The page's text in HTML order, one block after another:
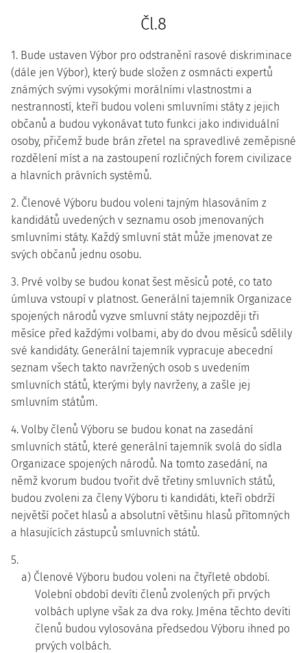
Čl.8
1. Bude ustaven Výbor pro odstranění rasové diskriminace
(dále jen Výbor), který bude složen z osmnácti expertů
známých svými vysokými morálními vlastnostmi a
nestranností, kteří budou voleni smluvními státy z jejich
občanů a budou vykonávat tuto funkci jako individuální
osoby, přičemž bude brán zřetel na spravedlivé zeměpisné
rozdělení míst a na zastoupení rozličných forem civilizace
a hlavních právních systémů.
2. Členové Výboru budou voleni tajným hlasováním z
kandidátů uvedených v seznamu osob jmenovaných
smluvními státy. Každý smluvní stát může jmenovat ze
svých občanů jednu osobu.
3. Prvé volby se budou konat šest měsíců poté, co tato
úmluva vstoupí v platnost. Generální tajemník Organizace
spojených národů vyzve smluvní státy nejpozději tři
měsíce před každými volbami, aby do dvou měsíců sdělily
své kandidáty. Generální tajemník vypracuje abecední
seznam všech takto navržených osob s uvedením
smluvních států, kterými byly navrženy, a zašle jej
smluvním státům.
4. Volby členů Výboru se budou konat na zasedání
smluvních států, které generální tajemník svolá do sídla
Organizace spojených národů. Na tomto zasedání, na
němž kvorum budou tvořit dvě třetiny smluvních států,
budou zvoleni za členy Výboru ti kandidáti, kteří obdrží
největší počet hlasů a absolutní většinu hlasů přítomných
a hlasujících zástupců smluvních států.
5.
a) Členové Výboru budou voleni na čtyřleté období.
Volební období devíti členů zvolených při prvých
volbách uplyne však za dva roky. Jména těchto devíti
členů budou vylosována předsedou Výboru ihned po
prvých volbách.